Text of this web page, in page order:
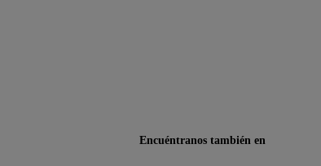
Encuéntranos también en